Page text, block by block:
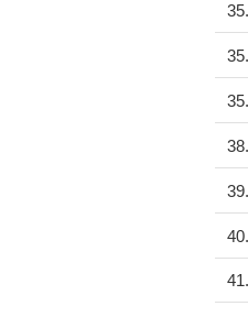
35.
35.
35.
38.
39.
40.
41.